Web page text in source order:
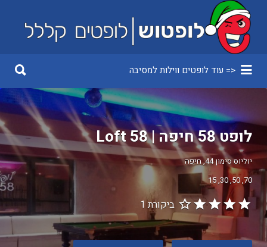
Search
for:
<= עוד לופטים ווילות למסיבה
for:
לופט 58 חיפה | Loft 58
יוליוס סימון 44, חיפה
70
50
30
15
ביקורת 1